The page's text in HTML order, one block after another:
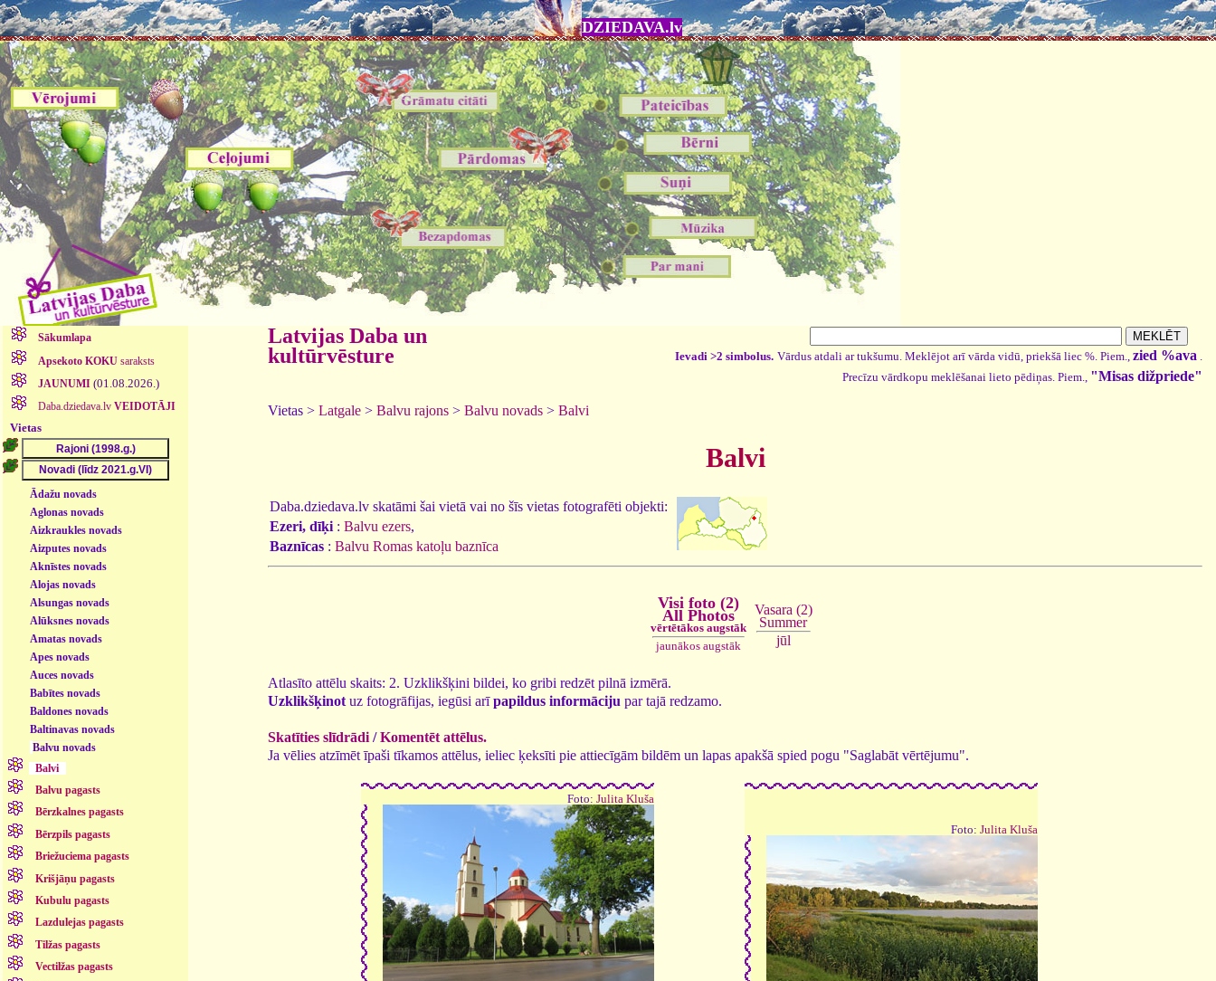
DZIEDAVA.lv
Sākumlapa
Apsekoto KOKUsaraksts
JAUNUMI (01.08.2026.)
Daba.dziedava.lv VEIDOTĀJI
Vietas
Ādažu novads
Aglonas novads
Aizkraukles novads
Aizputes novads
Aknīstes novads
Alojas novads
Alsungas novads
Alūksnes novads
Amatas novads
Apes novads
Auces novads
Babītes novads
Baldones novads
Baltinavas novads
Balvu novads
Balvi
Balvu pagasts
Bērzkalnes pagasts
Bērzpils pagasts
Briežuciema pagasts
Krišjāņu pagasts
Kubulu pagasts
Lazdulejas pagasts
Tilžas pagasts
Vectilžas pagasts
Latvijas Daba un
kultūrvēsture
Ievadi >2 simbolus. Vārdus atdali ar tukšumu. Meklējot arī vārda vidū, priekšā liec %. Piem., zied %ava .
Precīzu vārdkopu meklēšanai lieto pēdiņas. Piem., "Misas dižpriede"
Vietas > Latgale > Balvu rajons > Balvu novads > Balvi
Balvi
Daba.dziedava.lv skatāmi šai vietā vai no šīs vietas fotografēti objekti:
Ezeri, dīķi : Balvu ezers,
Baznīcas : Balvu Romas katoļu baznīca
Visi foto (2)
All Photos
vērtētākos augstāk
jaunākos augstāk
Vasara (2)
Summer
jūl
Atlasīto attēlu skaits: 2. Uzklikšķini bildei, ko gribi redzēt pilnā izmērā.
Uzklikšķinot uz fotogrāfijas, iegūsi arīpapildus informāciju par tajā redzamo.
Skatīties slīdrādi /Komentēt attēlus.
Ja vēlies atzīmēt īpaši tīkamos attēlus, ieliec ķeksīti pie attiecīgām bildēm un lapas apakšā spied pogu "Saglabāt vērtējumu".
Foto: Julita Kluša
Foto: Julita Kluša